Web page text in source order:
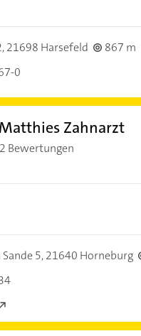
21698 Harsefeld
867 m
0
Zahnarzt
2 Bewertungen
5,21640 Horneburg